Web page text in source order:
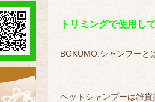
トリミングで使用し
BOKUMO.シャンプーと
ペットシャンプーは雑